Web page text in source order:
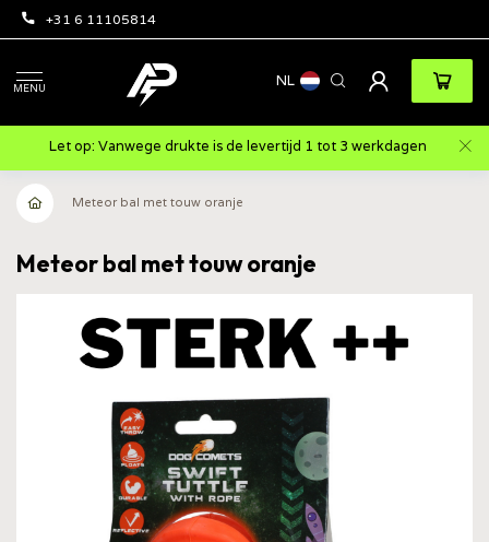
+31 6 11105814
MENU NL
Let op: Vanwege drukte is de levertijd 1 tot 3 werkdagen
Meteor bal met touw oranje
Meteor bal met touw oranje